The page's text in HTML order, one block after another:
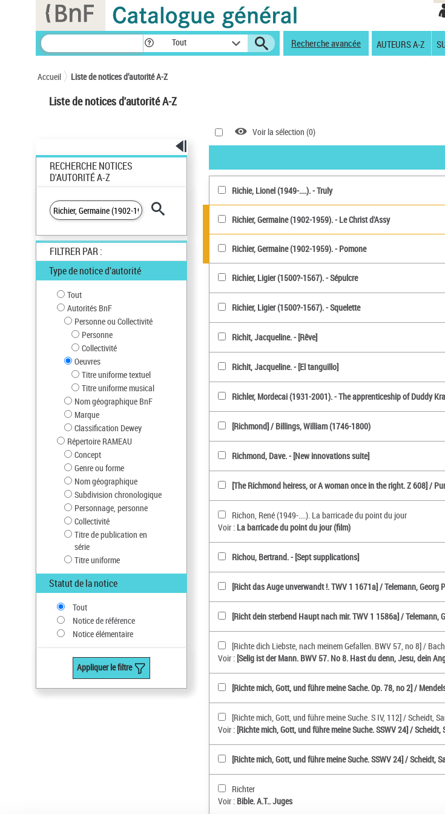
Tout Recherche avancée AUTEURS A-Z
Accueil Liste de notices d’autorité A-Z
Liste de notices d'autorité A-Z
RECHERCHE NOTICES
D'AUTORITÉ A-Z
FILTRER PAR :
Type de notice d’autorité
Tout
Autorités BnF
Personne ou Collectivité
Personne
Collectivité
Oeuvres
Titre uniforme textuel
Titre uniforme musical
Nom géographique BnF
Marque
Classification Dewey
Répertoire RAMEAU
Concept
Genre ou forme
Nom géographique
Subdivision chronologique
Personnage, personne
Collectivité
Titre de publication en
série
Titre uniforme
Statut de la notice
Tout
Notice de référence
Notice élémentaire
Appliquer le filtre
Voir la sélection (0)
Richie, Lionel (1949-....). - Truly
Richier, Germaine (1902-1959). - Le Christ d'Assy
Richier, Germaine (1902-1959). - Pomone
Richier, Ligier (1500?-1567). - Sépulcre
Richier, Ligier (1500?-1567). - Squelette
Richit, Jacqueline. - [Rêve]
Richit, Jacqueline. - [El tanguillo]
Richler, Mordecai (1931-2001). - The apprenticeship of Duddy
[Richmond] / Billings, William (1746-1800)
Richmond, Dave. - [New innovations suite]
[The Richmond heiress, or A woman once in the right. Z 608] /
Richon, René (1949-....). La barricade du point du jour
Voir : La barricade du point du jour (film)
Richou, Bertrand. - [Sept supplications]
[Richt das Auge unverwandt !. TWV 1 1671a] / Telemann, Georg
[Richt dein sterbend Haupt nach mir. TWV 1 1586a] / Telemann,
[Richte dich Liebste, nach meinem Gefallen. BWV 57, no 8] /
Voir : [Selig ist der Mann. BWV 57. No 8. Hast du denn, Jesu, dein
[Richte mich, Gott, und führe meine Sache. Op. 78, no 2] /
[Richte mich, Gott, und führe meine Suche. S IV, 112] / Scheidt,
Voir : [Richte mich, Gott, und führe meine Suche. SSWV 24] /
[Richte mich, Gott, und führe meine Suche. SSWV 24] / Scheidt,
Richter
Voir : Bible. A.T.. Juges
Panneau de gestion des cookies